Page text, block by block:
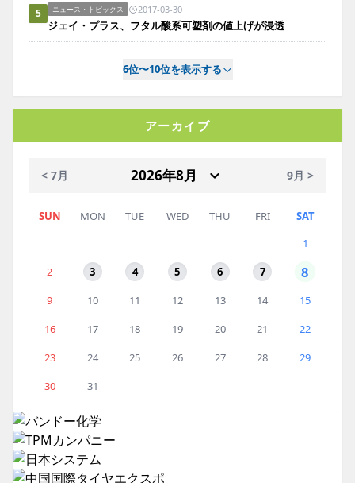
5 ニュース・トピックス 2017-03-30
ジェイ・プラス、フタル酸系可塑剤の値上げが浸透
6位〜10位を表示する
アーカイブ
< 7月 9月 >
SUN MON TUE WED THU FRI
SAT
1
2
3 4 5 6 7 8
9 10 11 12 13 14
15
16
17 18 19 20 21
22
23
24 25 26 27 28
29
30
31